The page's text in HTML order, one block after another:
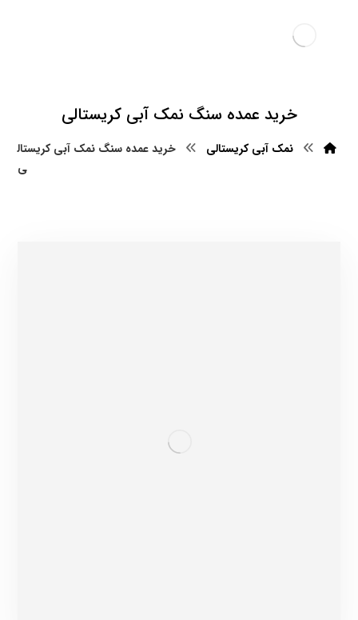
خرید عمده سنگ نمک آبی کریستالی
نمک آبی کریستالی
خرید عمده سنگ نمک آبی کریستال
ی